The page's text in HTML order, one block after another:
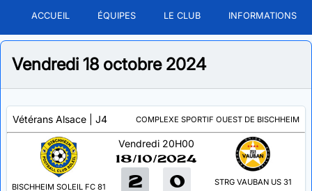
ACCUEIL ÉQUIPES LE CLUB INFORMATIONS
Vendredi 18 octobre 2024
Vétérans Alsace | J4 COMPLEXE SPORTIF OUEST DE BISCHHEIM
BISCHHEIM SOLEIL FC 81
Vendredi 20H00
18/10/2024
2 0 STRG VAUBAN US 31